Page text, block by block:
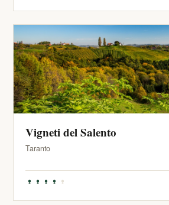
Vigneti del Salento
Taranto